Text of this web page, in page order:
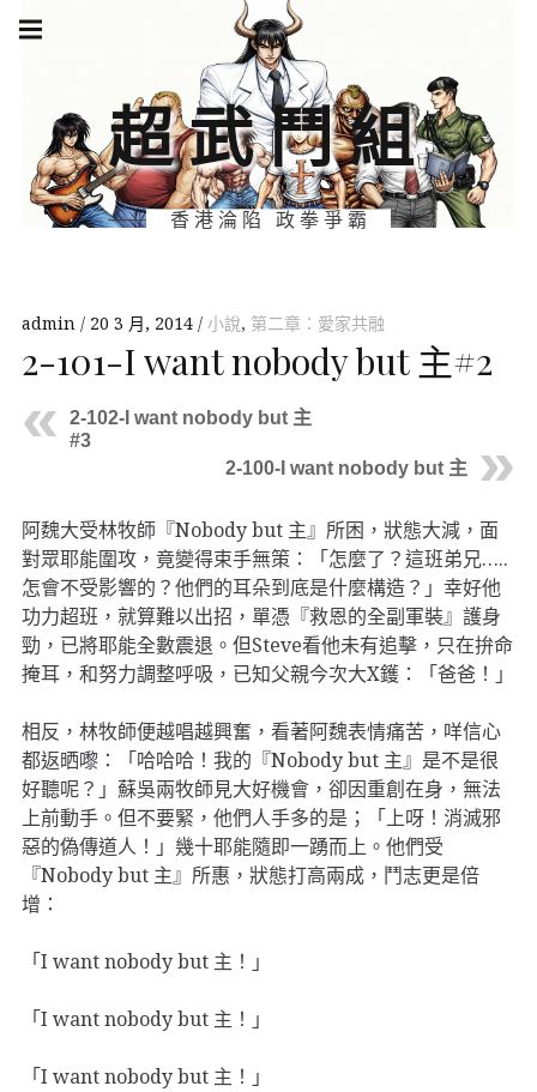
Skip
超武鬥組
香港淪陷 政拳爭霸
navigation
admin 20 3 月, 2014 小說, 第二章：愛家共融
2-101-I want nobody but 主#2
2-102-I want nobody but 主
#3
2-100-I want nobody but 主
阿魏大受林牧師『Nobody but 主』所困，狀態大減，面
對眾耶能圍攻，竟變得束手無策：「怎麼了？這班弟兄…..
怎會不受影響的？他們的耳朵到底是什麼構造？」幸好他
功力超班，就算難以出招，單憑『救恩的全副軍裝』護身
勁，已將耶能全數震退。但Steve看他未有追擊，只在拚命
掩耳，和努力調整呼吸，已知父親今次大X鑊：「爸爸！」
相反，林牧師便越唱越興奮，看著阿魏表情痛苦，咩信心
都返晒嚟：「哈哈哈！我的『Nobody but 主』是不是很
好聽呢？」蘇吳兩牧師見大好機會，卻因重創在身，無法
上前動手。但不要緊，他們人手多的是；「上呀！消滅邪
惡的偽傳道人！」幾十耶能隨即一踴而上。他們受
『Nobody but 主』所惠，狀態打高兩成，鬥志更是倍
增：
「I want nobody but 主！」
「I want nobody but 主！」
「I want nobody but 主！」